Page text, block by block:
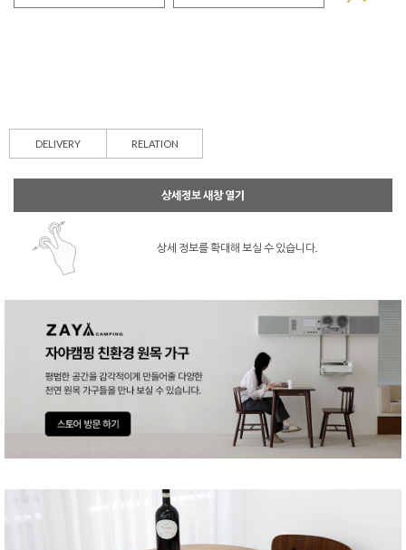
DELIVERY RELATION
상세정보 새창 열기
상세 정보를 확대해 보실 수 있습니다.